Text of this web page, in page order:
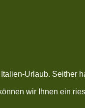
Urlaub.
wir Ihnen ein